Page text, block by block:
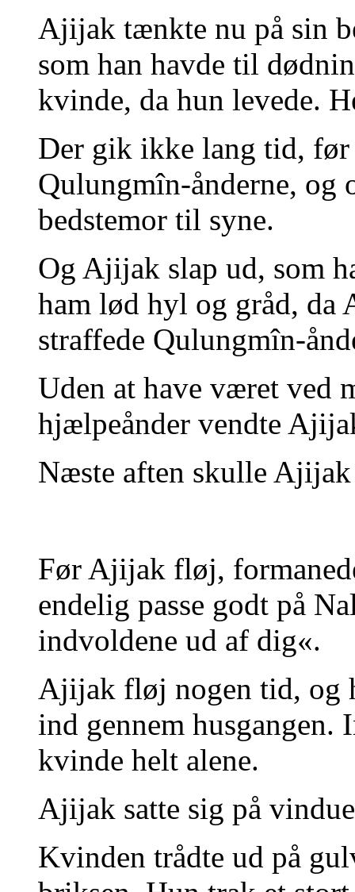
Ajijak tænkte nu på sin
som han havde til
kvinde, da hun levede.
Der gik ikke lang tid,
Qulungmîn-ånderne, og
bedstemor til syne.
Og Ajijak slap ud, som
ham lød hyl og gråd, da
straffede Qulungmîn-
Uden at have været ved
hjælpeånder vendte
Næste aften skulle
Før Ajijak fløj,
endelig passe godt på
indvoldene ud af dig«.
Ajijak fløj nogen tid, og
ind gennem husgangen.
kvinde helt alene.
Ajijak satte sig på
Kvinden trådte ud på